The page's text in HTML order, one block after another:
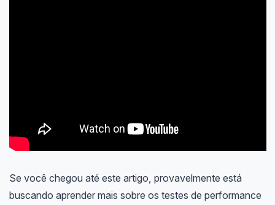
Se você chegou até este artigo, provavelmente está
buscando aprender mais sobre os testes de performance